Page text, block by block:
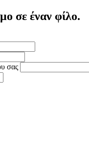
σε έναν φίλο.
σας